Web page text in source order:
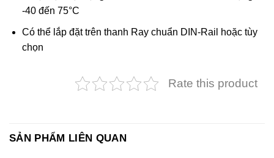
-40 đến 75°C
Có thể lắp đặt trên thanh Ray chuẩn DIN-Rail hoặc tùy
chọn
Rate this product
SẢN PHẨM LIÊN QUAN